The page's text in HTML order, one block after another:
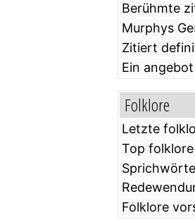
Berühmte
Murphys
Zitiert
Ein
Folklore
Letzte
Top folklore
Folklore